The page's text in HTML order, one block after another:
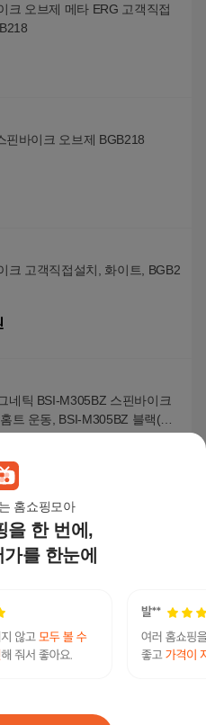
홈쇼핑모아
을 한 번에,
를 한눈에
크 오브제 메타 ERG 고객직접
핀바이크 오브제 BGB218
크 고객직접설치, 화이트, BGB2
네틱 BSI-M305BZ 스핀바이크
트 운동, BSI-M305BZ 블랙(제
리 다이어트킹 스핀바이크 실내
전거 209A 마그네틱 스핀 가정